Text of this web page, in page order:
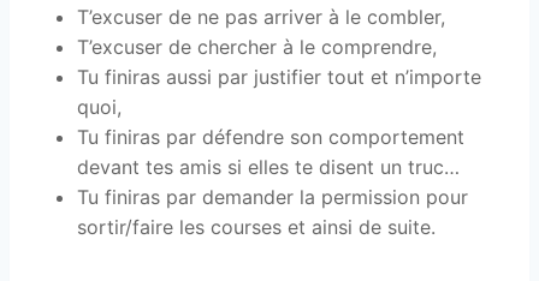
T’excuser de ne pas arriver à le combler,
T’excuser de chercher à le comprendre,
Tu finiras aussi par justifier tout et n’importe
quoi,
Tu finiras par défendre son comportement
devant tes amis si elles te disent un truc…
Tu finiras par demander la permission pour
sortir/faire les courses et ainsi de suite.